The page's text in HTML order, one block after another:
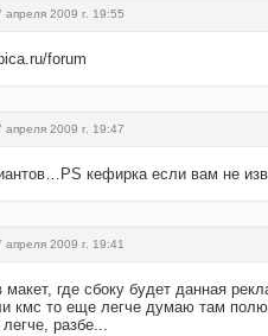
апреля 2009 г. 19:55
forum
апреля 2009 г. 19:47
кефирка если вам не
апреля 2009 г. 19:41
макет, где сбоку будет данная
кмс то еще легче думаю там
разбе...